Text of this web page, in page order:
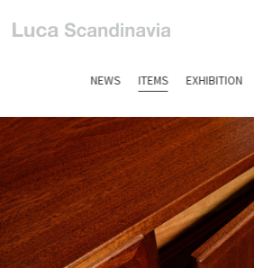
NEWS ITEMS EXHIBITION